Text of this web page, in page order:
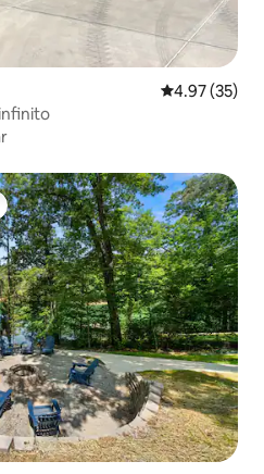
Calificación
4.97 (35)